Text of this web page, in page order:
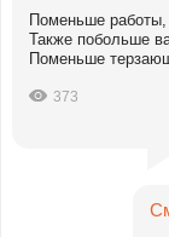
Поменьше
Также побольше
Поменьше
373